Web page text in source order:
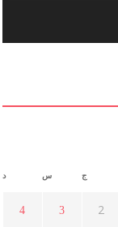
ج س د
2
3
4